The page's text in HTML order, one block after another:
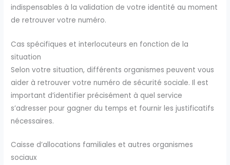
indispensables à la validation de votre identité au moment
de retrouver votre numéro.
Cas spécifiques et interlocuteurs en fonction de la
situation
Selon votre situation, différents organismes peuvent vous
aider à retrouver votre numéro de sécurité sociale. Il est
important d’identifier précisément à quel service
s’adresser pour gagner du temps et fournir les justificatifs
nécessaires.
Caisse d’allocations familiales et autres organismes
sociaux